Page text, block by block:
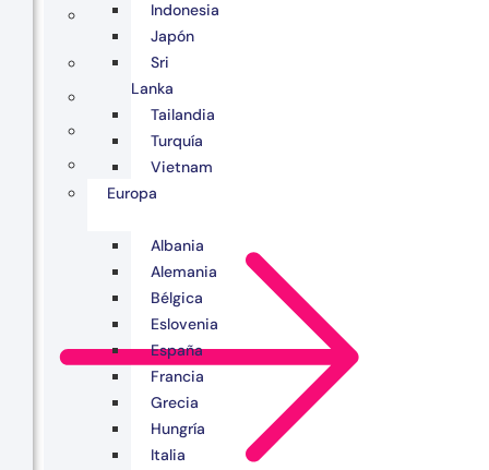
Indonesia
Japón
Sri
Lanka
Tailandia
Turquía
Vietnam
Europa
Albania
Alemania
Bélgica
Eslovenia
España
Francia
Grecia
Hungría
Italia